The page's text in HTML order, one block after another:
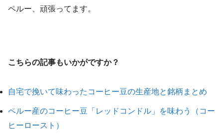
ペルー、頑張ってます。
こちらの記事もいかがですか？
自宅で挽いて味わったコーヒー豆の生産地と銘柄まとめ
ペルー産のコーヒー豆「レッドコンドル」を味わう（コー
ヒーロースト）